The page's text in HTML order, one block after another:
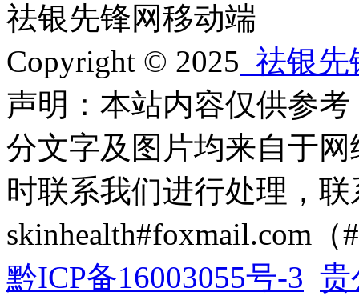
祛银先锋网移动端
Copyright © 2025 祛银先
声明：本站内容仅供参
分文字及图片均来自于
时联系我们进行处理，
skinhealth#foxmail.com（
黔ICP备16003055号-3 贵